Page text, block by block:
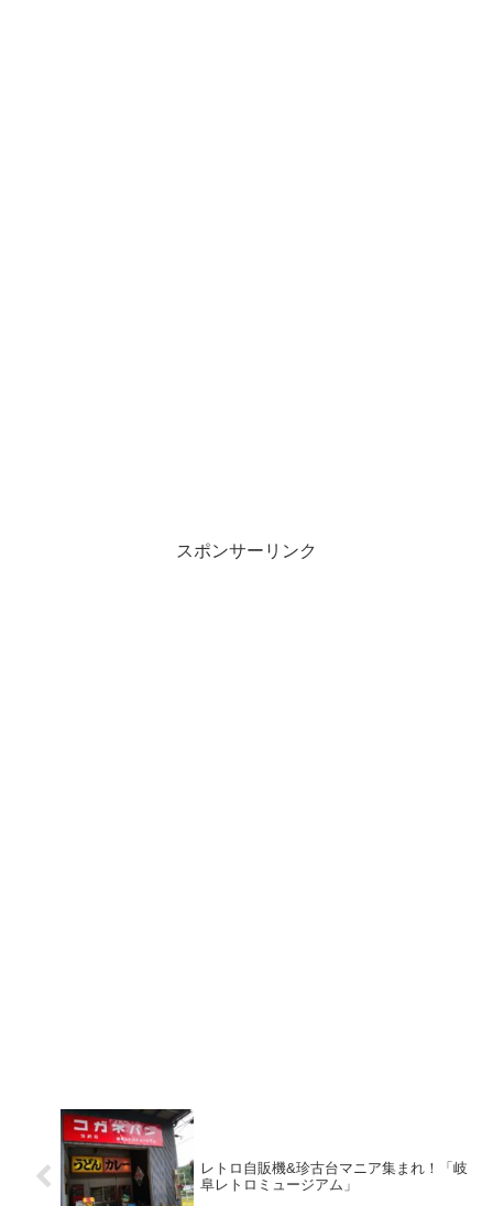
スポンサーリンク
レトロ自販機&珍古台マニア集まれ！「岐
阜レトロミュージアム」